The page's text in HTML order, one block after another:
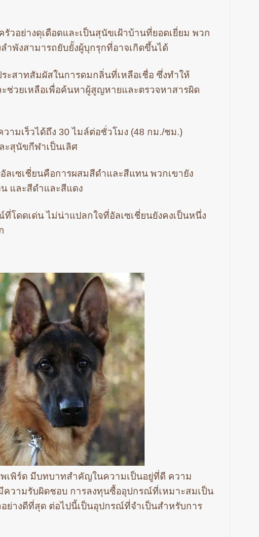
วอย่างดุเดือดและเป็นสุนัขเฝ้าบ้านที่ยอดเยี่ยม พวก
พังสามารถยับยั้งผู้บุกรุกที่อาจเกิดขึ้นได้
ะสาทสัมผัสในการดมกลิ่นที่เหลือเชื่อ ซึ่งทำให้
ช่วยเหลือเพื่อค้นหาผู้สูญหายและตรวจหาสารผิด
ามเร็วได้ถึง 30 ไมล์ต่อชั่วโมง (48 กม./ชม.)
สุนัขกีฬาเป็นเลิศ
เซเชี่ยนคือการผสมสีดำและสีแทน พวกเขายัง
และสีดำและสีแดง
ดดเด่น ไม่น่าแปลกใจที่อัลเซเชี่ยนยังคงเป็นหนึ่ง
เพิร์ด มีบทบาทสำคัญในความเป็นอยู่ที่ดี ความ
วามรับผิดชอบ การลงทุนซื้ออุปกรณ์ที่เหมาะสมเป็น
างดีที่สุด ต่อไปนี้เป็นอุปกรณ์ที่จำเป็นสำหรับการ